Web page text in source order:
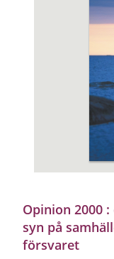
Opinion 2000
syn på
försvaret